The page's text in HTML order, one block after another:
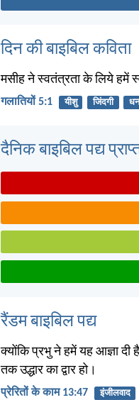
दिन की बाइबिल कविता
मसीह ने स्वतंत्रता के लिये हमें
गलातियों 5:1 यीशु जिंदगी
दैनिक बाइबिल पद्य
रैंडम बाइबिल पद्य
क्योंकि प्रभु ने हमें यह आज्ञा दी
तक उद्धार का द्वार हो।
प्रेरितों के काम 13:47 इंजीलवाद